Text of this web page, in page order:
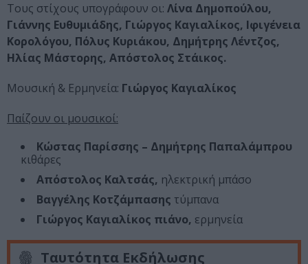
Τους στίχους υπογράφουν οι: Λίνα Δημοπούλου,
Γιάννης Ευθυμιάδης, Γιώργος Καγιαλίκος, Ιφιγένεια
Κορολόγου, Πόλυς Κυριάκου, Δημήτρης Λέντζος,
Ηλίας Μάστορης, Απόστολος Στάικος.
Μουσική & Ερμηνεία: Γιώργος Καγιαλίκος
Παίζουν οι μουσικοί:
Κώστας Παρίσσης – Δημήτρης Παπαλάμπρου
κιθάρες
Απόστολος Καλτσάς, ηλεκτρική μπάσο
Βαγγέλης Κοτζάμπασης τύμπανα
Γιώργος Καγιαλίκος πιάνο, ερμηνεία
Ταυτότητα Εκδήλωσης